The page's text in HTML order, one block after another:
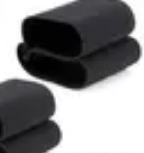
Rituels et Traditions
Organisation de Mariage